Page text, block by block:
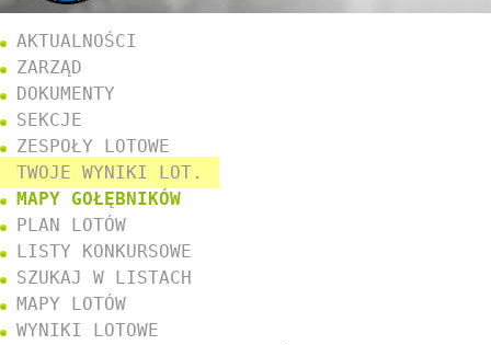
AKTUALNOŚCI
ZARZĄD
DOKUMENTY
SEKCJE
ZESPOŁY LOTOWE
TWOJE WYNIKI LOT.
MAPY GOŁĘBNIKÓW
PLAN LOTÓW
LISTY KONKURSOWE
SZUKAJ W LISTACH
MAPY LOTÓW
WYNIKI LOTOWE